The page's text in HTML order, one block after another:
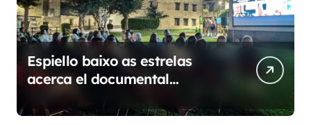
Espiello baixo as estrelas
acerca el documental
etnográfico a 14 localidades
de Sobrarbe